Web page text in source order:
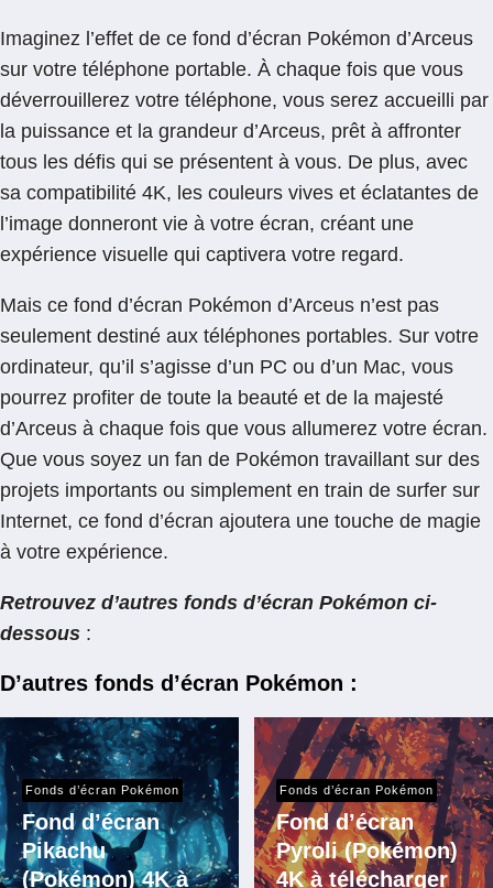
Imaginez l’effet de ce fond d’écran Pokémon d’Arceus
sur votre téléphone portable. À chaque fois que vous
déverrouillerez votre téléphone, vous serez accueilli par
la puissance et la grandeur d’Arceus, prêt à affronter
tous les défis qui se présentent à vous. De plus, avec
sa compatibilité 4K, les couleurs vives et éclatantes de
l’image donneront vie à votre écran, créant une
expérience visuelle qui captivera votre regard.
Mais ce fond d’écran Pokémon d’Arceus n’est pas
seulement destiné aux téléphones portables. Sur votre
ordinateur, qu’il s’agisse d’un PC ou d’un Mac, vous
pourrez profiter de toute la beauté et de la majesté
d’Arceus à chaque fois que vous allumerez votre écran.
Que vous soyez un fan de Pokémon travaillant sur des
projets importants ou simplement en train de surfer sur
Internet, ce fond d’écran ajoutera une touche de magie
à votre expérience.
Retrouvez d’autres fonds d’écran Pokémon ci-
dessous :
D’autres fonds d’écran Pokémon :
Fonds d’écran Pokémon
Fond d’écran
Pikachu
(Pokémon) 4K à
Fonds d’écran Pokémon
Fond d’écran
Pyroli (Pokémon)
4K à télécharger